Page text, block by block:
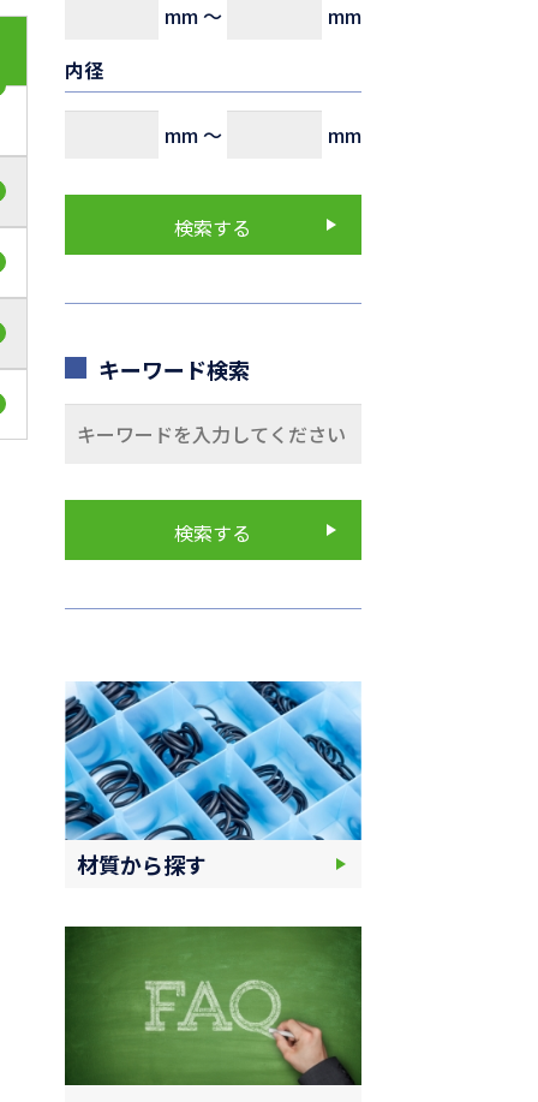
mm～
mm
内径
mm～ mm
キーワード検索
材質から探す